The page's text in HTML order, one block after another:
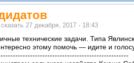
27 декабря, 2017 - 18:43
технические задачи. Типа
этому помочь — идите и